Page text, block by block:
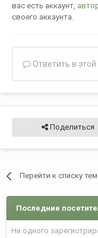
вас есть аккаунт,
своего аккаунта.
Ответить в этой
Поделиться
Перейти к списку тем
Последние
Ни одного